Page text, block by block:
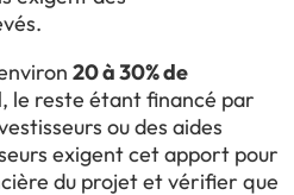
20 à 30% de
, le reste étant financé par
ou des aides
exigent cet apport pour
du projet et vérifier que